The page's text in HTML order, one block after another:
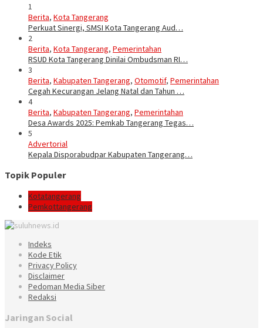
1
Berita, Kota Tangerang
Perkuat Sinergi, SMSI Kota Tangerang Aud…
2
Berita, Kota Tangerang, Pemerintahan
RSUD Kota Tangerang Dinilai Ombudsman RI…
3
Berita, Kabupaten Tangerang, Otomotif, Pemerintahan
Cegah Kecurangan Jelang Natal dan Tahun …
4
Berita, Kabupaten Tangerang, Pemerintahan
Desa Awards 2025: Pemkab Tangerang Tegas…
5
Advertorial
Kepala Disporabudpar Kabupaten Tangerang…
Topik Populer
Kotatangerang
Pemkottangerang
Indeks
Kode Etik
Privacy Policy
Disclaimer
Pedoman Media Siber
Redaksi
Jaringan Social